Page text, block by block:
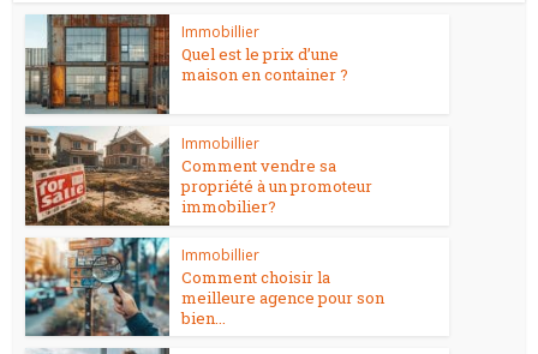
Immobillier
Quel est le prix d’une
maison en container ?
Immobillier
Comment vendre sa
propriété à un promoteur
immobilier?
Immobillier
Comment choisir la
meilleure agence pour son
bien...